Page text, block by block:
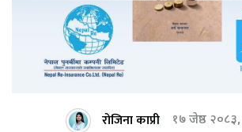
रोजिना काप्री १७ जेष्ठ